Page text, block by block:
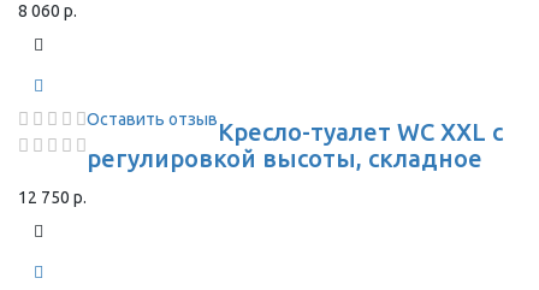
8 060 р.
Оставить отзывКресло-туалет WC XXL с
регулировкой высоты, складное
12 750 р.